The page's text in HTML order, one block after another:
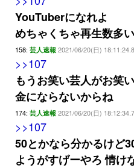
YouTuberになれよ
めちゃくちゃ再生数多
158: 芸人速報 2021/06/20(日)
>>107
もうお笑い芸人がお笑
金にならないからね
174: 芸人速報 2021/06/20(日)
>>107
50とかなら分かるけど
ようがすげーやろ 情け